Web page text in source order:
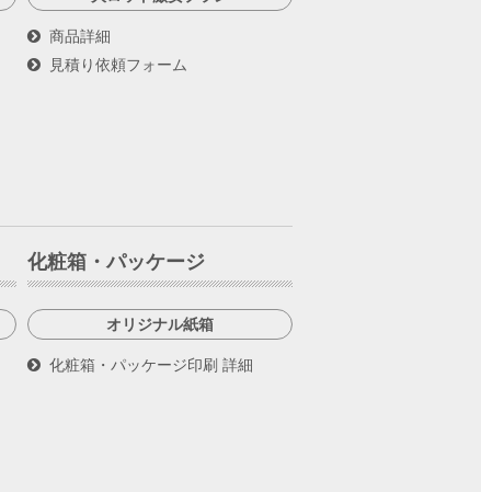
商品詳細
見積り依頼フォーム
化粧箱・パッケージ
オリジナル紙箱
化粧箱・パッケージ印刷 詳細